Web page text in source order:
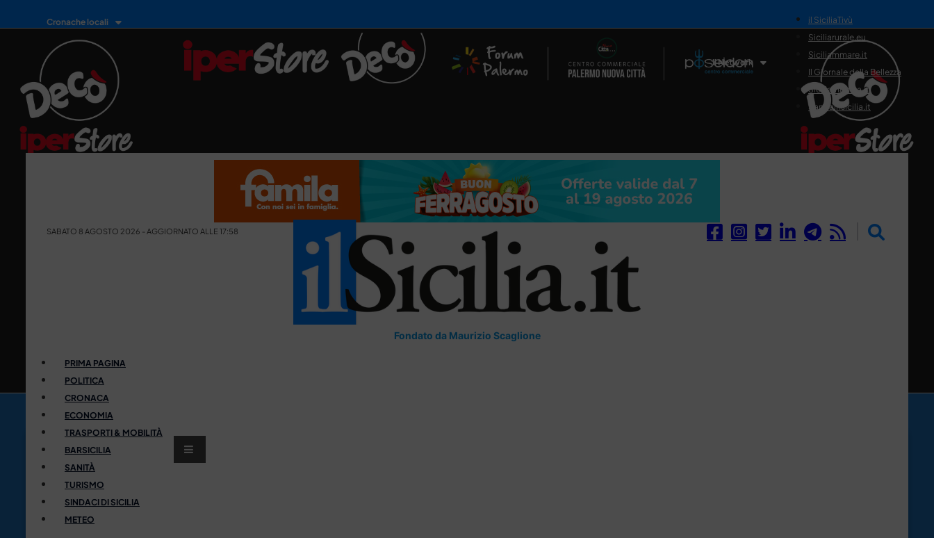
Cronache locali
Il Network
il SiciliaTivù
Siciliarurale.eu
Siciliammare.it
Il Giornale della Bellezza
Siciliamedica.it
Sanitainsicilia.it
SABATO 8 AGOSTO 2026 - AGGIORNATO ALLE 17:58
Fondato da Maurizio Scaglione
PRIMA PAGINA
POLITICA
CRONACA
ECONOMIA
TRASPORTI & MOBILITÀ
BARSICILIA
SANITÀ
TURISMO
SINDACI DI SICILIA
METEO